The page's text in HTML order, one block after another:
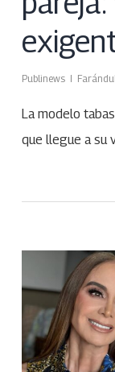
Publinews
La modelo
que llegue a su